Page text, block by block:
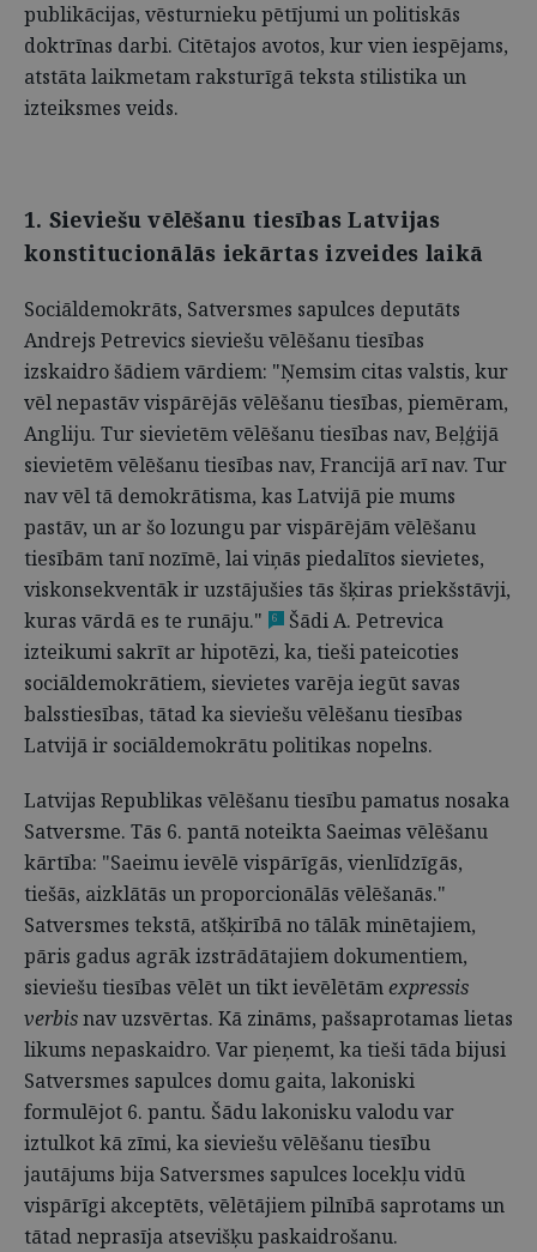
publikācijas, vēsturnieku pētījumi un politiskās
doktrīnas darbi. Citētajos avotos, kur vien iespējams,
atstāta laikmetam raksturīgā teksta stilistika un
izteiksmes veids.
1. Sieviešu vēlēšanu tiesības Latvijas
konstitucionālās iekārtas izveides laikā
Sociāldemokrāts, Satversmes sapulces deputāts
Andrejs Petrevics sieviešu vēlēšanu tiesības
izskaidro šādiem vārdiem: "Ņemsim citas valstis, kur
vēl nepastāv vispārējās vēlēšanu tiesības, piemēram,
Angliju. Tur sievietēm vēlēšanu tiesības nav, Beļģijā
sievietēm vēlēšanu tiesības nav, Francijā arī nav. Tur
nav vēl tā demokrātisma, kas Latvijā pie mums
pastāv, un ar šo lozungu par vispārējām vēlēšanu
tiesībām tanī nozīmē, lai viņās piedalītos sievietes,
viskonsekventāk ir uzstājušies tās šķiras priekšstāvji,
kuras vārdā es te runāju."
6
Šādi A. Petrevica
izteikumi sakrīt ar hipotēzi, ka, tieši pateicoties
sociāldemokrātiem, sievietes varēja iegūt savas
balsstiesības, tātad ka sieviešu vēlēšanu tiesības
Latvijā ir sociāldemokrātu politikas nopelns.
Latvijas Republikas vēlēšanu tiesību pamatus nosaka
Satversme. Tās 6. pantā noteikta Saeimas vēlēšanu
kārtība: "Saeimu ievēlē vispārīgās, vienlīdzīgās,
tiešās, aizklātās un proporcionālās vēlēšanās."
Satversmes tekstā, atšķirībā no tālāk minētajiem,
pāris gadus agrāk izstrādātajiem dokumentiem,
sieviešu tiesības vēlēt un tikt ievēlētāmexpressis
verbisnav uzsvērtas. Kā zināms, pašsaprotamas lietas
likums nepaskaidro. Var pieņemt, ka tieši tāda bijusi
Satversmes sapulces domu gaita, lakoniski
formulējot 6. pantu. Šādu lakonisku valodu var
iztulkot kā zīmi, ka sieviešu vēlēšanu tiesību
jautājums bija Satversmes sapulces locekļu vidū
vispārīgi akceptēts, vēlētājiem pilnībā saprotams un
tātad neprasīja atsevišķu paskaidrošanu.